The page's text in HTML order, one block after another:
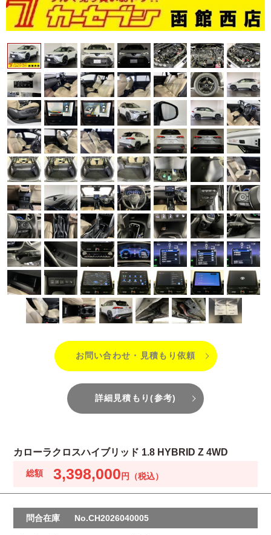
お問い合わせ・見積もり依頼
詳細見積もり(参考)
カローラクロスハイブリッド 1.8 HYBRID Z 4WD
3,398,000
問合在庫 No.CH2026040005